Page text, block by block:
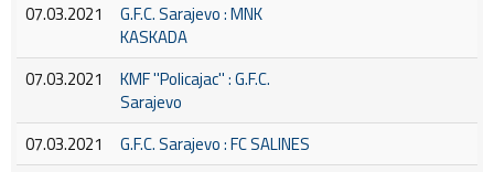
07.03.2021
G.F.C. Sarajevo : MNK
KASKADA
07.03.2021
KMF ''Policajac'' : G.F.C.
Sarajevo
07.03.2021
G.F.C. Sarajevo : FC SALINES